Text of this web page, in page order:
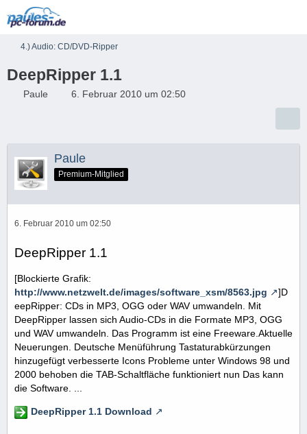
4.) Audio: CD/DVD-Ripper
DeepRipper 1.1
Paule 6. Februar 2010 um 02:50
Paule
Premium-Mitglied
6. Februar 2010 um 02:50
DeepRipper 1.1
[Blockierte Grafik:
http://www.netzwelt.de/images/software_xsm/8563.jpg
]D
eepRipper: CDs in MP3, OGG oder WAV umwandeln. Mit
DeepRipper lassen sich Audio-CDs in die Formate MP3, OGG
und WAV umwandeln. Das Programm ist eine Freeware.Aktuelle
Neuerungen. Deutsche Menüführung Tastaturabkürzungen
hinzugefügt verbesserte Icons Probleme unter Windows 98 und
2000 behoben die TAB-Schaltfläche funktioniert nun Das kann
die Software. ...
DeepRipper 1.1 Download